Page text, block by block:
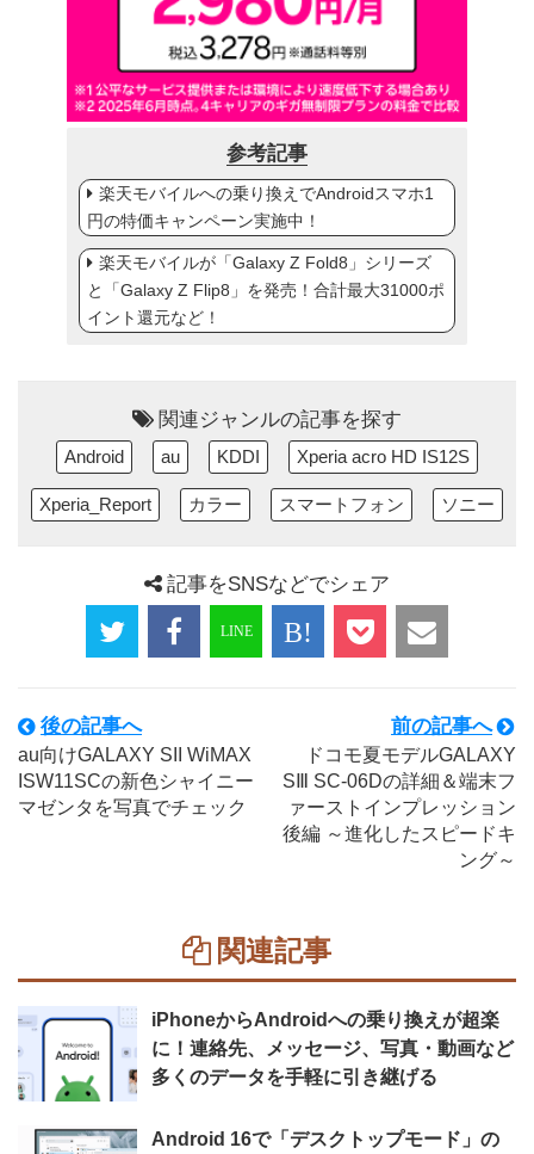
参考記事
楽天モバイルへの乗り換えでAndroidスマホ1
円の特価キャンペーン実施中！
楽天モバイルが「Galaxy Z Fold8」シリーズ
と「Galaxy Z Flip8」を発売！合計最大31000ポ
イント還元など！
関連ジャンルの記事を探す
Android au KDDI Xperia acro HD IS12S
Xperia_Report カラー スマートフォン ソニー
記事をSNSなどでシェア
後の記事へ
au向けGALAXY SII WiMAX
ISW11SCの新色シャイニー
マゼンタを写真でチェック
前の記事へ
ドコモ夏モデルGALAXY
SⅢ SC-06Dの詳細＆端末フ
ァーストインプレッション
後編 ～進化したスピードキ
ング～
関連記事
iPhoneからAndroidへの乗り換えが超楽
に！連絡先、メッセージ、写真・動画など
多くのデータを手軽に引き継げる
Android 16で「デスクトップモード」の